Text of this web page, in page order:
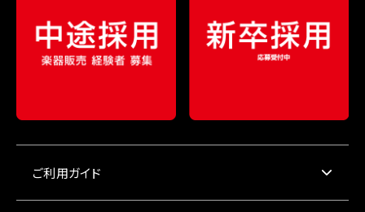
ご利用ガイド